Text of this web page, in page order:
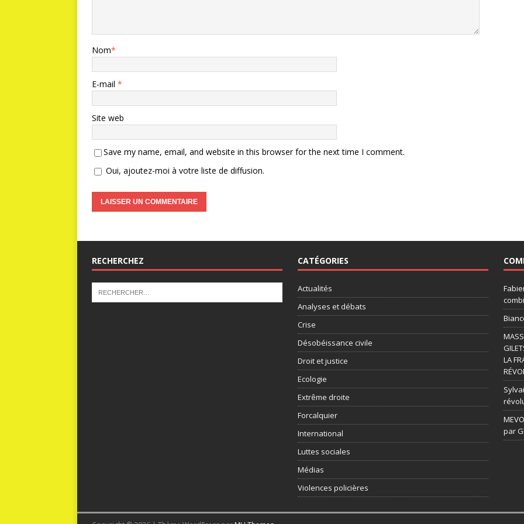
Nom*
E-mail *
Site web
Save my name, email, and website in this browser for the next time I comment.
Oui, ajoutez-moi à votre liste de diffusion.
RECHERCHEZ CATÉGORIES
Actualités
Analyses et débats
Crise
Désobéissance civile
Droit et justice
Ecologie
Extrême droite
Forcalquier
International
Luttes sociales
Médias
Violences policières
LA
par